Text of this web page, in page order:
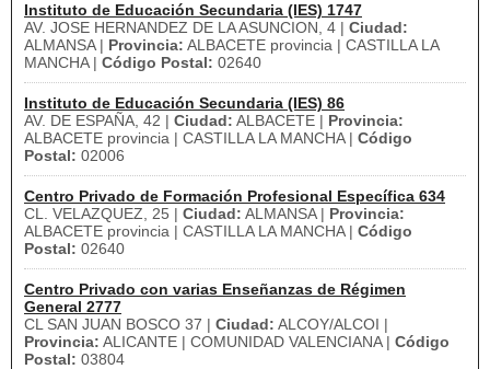
Instituto de Educación Secundaria (IES) 1747
AV. JOSE HERNANDEZ DE LA ASUNCION, 4 | Ciudad:
ALMANSA | Provincia: ALBACETE provincia | CASTILLA LA
MANCHA | Código Postal: 02640
Instituto de Educación Secundaria (IES) 86
AV. DE ESPAÑA, 42 | Ciudad: ALBACETE | Provincia:
ALBACETE provincia | CASTILLA LA MANCHA | Código
Postal: 02006
Centro Privado de Formación Profesional Específica 634
CL. VELAZQUEZ, 25 | Ciudad: ALMANSA | Provincia:
ALBACETE provincia | CASTILLA LA MANCHA | Código
Postal: 02640
Centro Privado con varias Enseñanzas de Régimen
General 2777
CL SAN JUAN BOSCO 37 | Ciudad: ALCOY/ALCOI |
Provincia: ALICANTE | COMUNIDAD VALENCIANA | Código
Postal: 03804